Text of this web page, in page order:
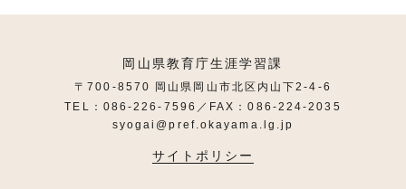
岡山県教育庁生涯学習課
〒700-8570 岡山県岡山市北区内山下2-4-6
TEL：086-226-7596／FAX：086-224-2035
syogai@pref.okayama.lg.jp
サイトポリシー